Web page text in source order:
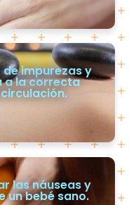
impurezas y
a la correcta
las náuseas y
un bebé sano.